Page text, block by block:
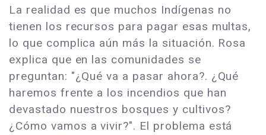
La realidad es que muchos Indígenas no
tienen los recursos para pagar esas multas,
lo que complica aún más la situación. Rosa
explica que en las comunidades se
preguntan: "¿Qué va a pasar ahora?. ¿Qué
haremos frente a los incendios que han
devastado nuestros bosques y cultivos?
¿Cómo vamos a vivir?". El problema está